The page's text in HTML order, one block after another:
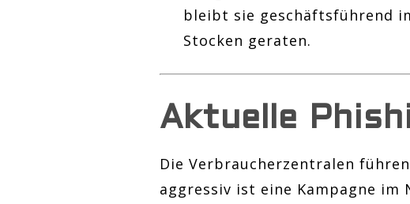
bleibt sie geschäftsführend
Stocken geraten.
Aktuelle
Die Verbraucherzentralen
aggressiv ist eine Kampagne im